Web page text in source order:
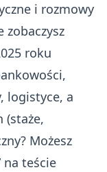
i rozmowy
roku
logistyce, a
(staże,
Możesz
na teście